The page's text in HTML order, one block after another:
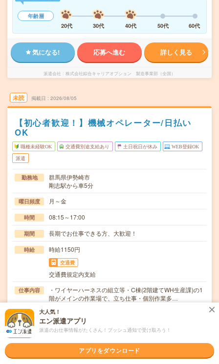
年齢層
20代
30代 40代 50代 60代
気になる! 応募へ進む 詳しく見る
派遣会社 株式会社綜合キャリアオプション 製造事業部（全国）
未読 掲載日 2026/08/05
【初心者歓迎！】機械オペレーター/日払い
OK
職種未経験OK 交通費別途支給あり 土日祝日が休み WEB登録OK
派遣
勤務地
群馬県伊勢崎市
剛志駅から車5分
曜日頻度 月～金
時間 08:15～17:00
期間 長期でお仕事できる方、大歓迎！
時給 時給1150円
交通費
交通費規定内支給
仕事内容
・ワイヤーハーネスの組立等・C棟(2階建てWH生産課)の1
階がメインの作業場で、立ち仕事・個別作業多…
応募資格
職種未経験OK / ブランクOK / 英語力不要
◆未経験OK！〇まずは事前登録だけでもOK！履歴書不要
で気軽にオンライン登録★氏名・職種などを入力す…
大人気！
エン派遣アプリ
派遣のお仕事情報がたくさん！プッシュ通知で受け取ろう！
アプリをダウンロード